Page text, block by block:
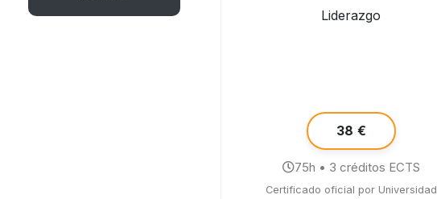
Liderazgo
38 €
75h • 3 créditos ECTS
Certificado oficial por Universidad